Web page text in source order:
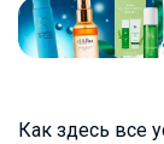
Как здесь все